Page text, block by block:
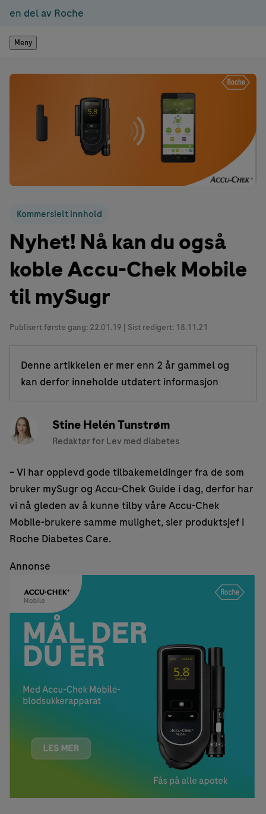
en del av Roche
Meny
Kommersielt innhold
Nyhet! Nå kan du også
koble Accu-Chek Mobile
til mySugr
Publisert første gang: 22.01.19 | Sist redigert: 18.11.21
Denne artikkelen er mer enn 2 år gammel og
kan derfor inneholde utdatert informasjon
Stine Helén Tunstrøm
Redaktør for Lev med diabetes
– Vi har opplevd gode tilbakemeldinger fra de som
bruker mySugr og Accu-Chek Guide i dag, derfor har
vi nå gleden av å kunne tilby våre Accu-Chek
Mobile-brukere samme mulighet, sier produktsjef i
Roche Diabetes Care.
Annonse